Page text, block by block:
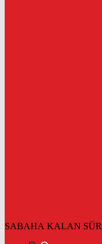
SABAHA KALAN